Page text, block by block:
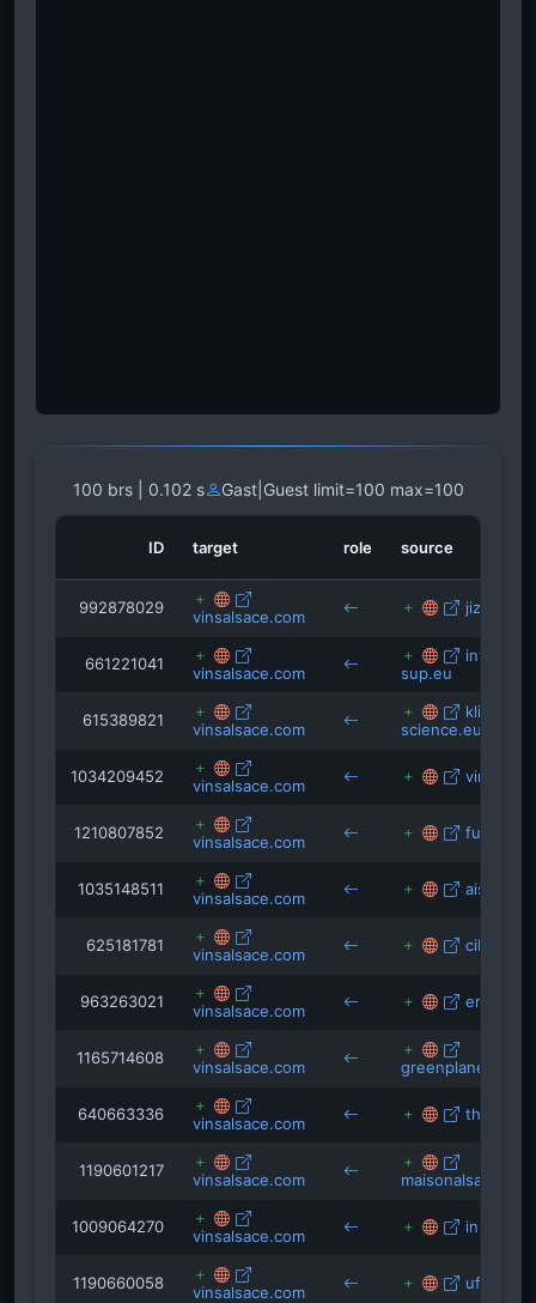
100 brs | 0.102 s Gast|Guest limit=100 max=100
ID target role source
992878029 vinsalsace.com jizni-
661221041 vinsalsace.com
sup.eu
615389821 vinsalsace.com
science.eu
1034209452 vinsalsace.com vinarius.it
1210807852 vinsalsace.com
1035148511 vinsalsace.com
625181781 vinsalsace.com
963263021 vinsalsace.com
1165714608 vinsalsace.com
640663336 vinsalsace.com the-
1190601217 vinsalsace.com
1009064270 vinsalsace.com in2life.gr
1190660058 vinsalsace.com